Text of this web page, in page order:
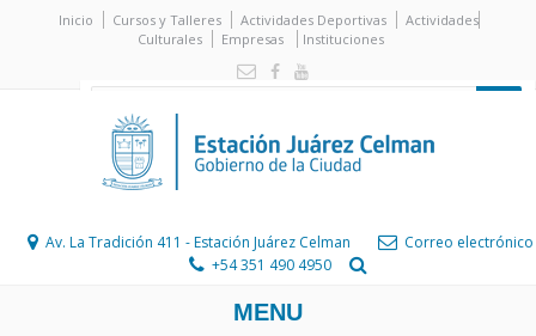
Inicio Cursos y Talleres Actividades Deportivas
Actividades
Culturales
Empresas Instituciones
Av. La Tradición 411 - Estación Juárez Celman
Correo electrónico
+54 351 490 4950
MENU